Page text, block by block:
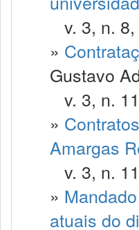
v. 3, n.
»
Gustavo
v. 3, n.
»
Amargas
v. 3, n.
»
atuais do